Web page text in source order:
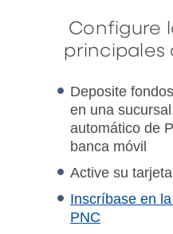
Configure
principales
Deposite
en una
automático de
banca móvil
Active su
Inscríbase en
PNC